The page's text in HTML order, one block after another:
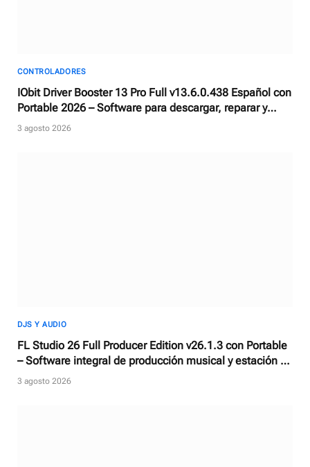
CONTROLADORES
IObit Driver Booster 13 Pro Full v13.6.0.438 Español con
Portable 2026 – Software para descargar, reparar y
actualizar controladores
3 agosto 2026
DJS Y AUDIO
FL Studio 26 Full Producer Edition v26.1.3 con Portable
– Software integral de producción musical y estación de
trabajo de audio digital
3 agosto 2026